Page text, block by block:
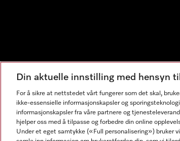
Din aktuelle innstilling med hensyn
For å sikre at nettstedet vårt fungerer som det skal,
ikke-essensielle informasjonskapsler og
informasjonskapsler fra våre partnere og
hjelper oss med å tilpasse og forbedre din online
Under et eget samtykke («Full personalisering») bruker
Ring en in-store ekspert for